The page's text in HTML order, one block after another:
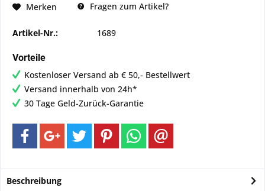
Merken Fragen zum Artikel?
Artikel-Nr.: 1689
Vorteile
Kostenloser Versand ab € 50,- Bestellwert
Versand innerhalb von 24h*
30 Tage Geld-Zurück-Garantie
Beschreibung